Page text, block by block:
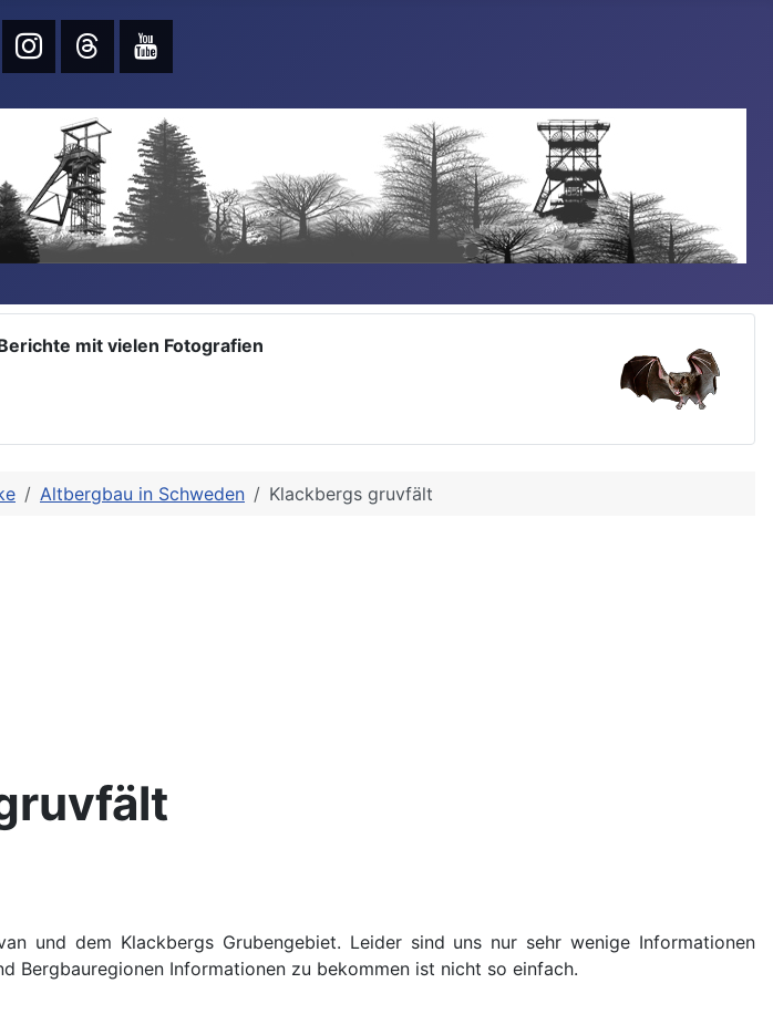
mit vielen Fotografien
Altbergbau in Schweden Klackbergs gruvfält
und dem Klackbergs Grubengebiet. Leider sind uns nur sehr wenige Informationen
Bergbauregionen Informationen zu bekommen ist nicht so einfach.